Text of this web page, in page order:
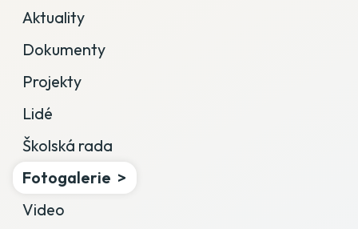
Aktuality
Dokumenty
Projekty
Lidé
Školská rada
Fotogalerie
Video